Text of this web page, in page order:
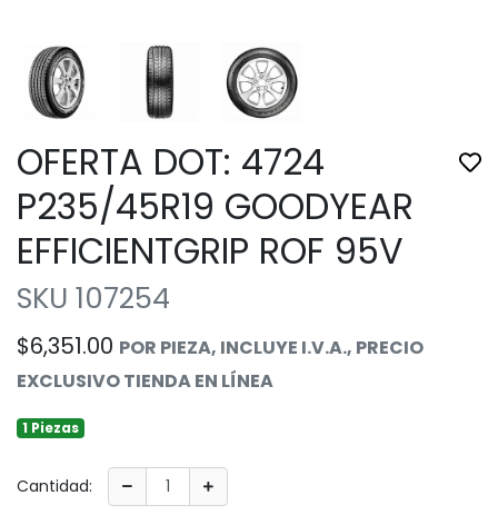
OFERTA DOT: 4724
P235/45R19 GOODYEAR
EFFICIENTGRIP ROF 95V
SKU 107254
$6,351.00 POR PIEZA, INCLUYE I.V.A., PRECIO
EXCLUSIVO TIENDA EN LÍNEA
1 Piezas
Cantidad: